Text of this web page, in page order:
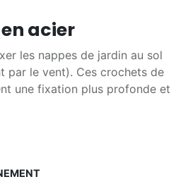
acier
les nappes de jardin au sol
par le vent). Ces crochets de
une fixation plus profonde et